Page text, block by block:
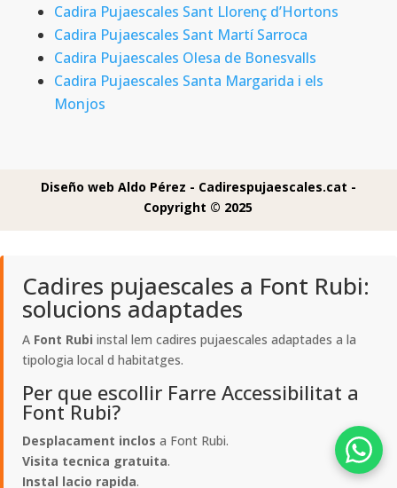
Cadira Pujaescales Sant Llorenç d’Hortons
Cadira Pujaescales Sant Martí Sarroca
Cadira Pujaescales Olesa de Bonesvalls
Cadira Pujaescales Santa Margarida i els
Monjos
Diseño web Aldo Pérez - Cadirespujaescales.cat -
Copyright © 2025
Cadires pujaescales a Font Rubi:
solucions adaptades
A Font Rubi instal lem cadires pujaescales adaptades a la
tipologia local d habitatges.
Per que escollir Farre Accessibilitat a
Font Rubi?
Desplacament inclos a Font Rubi.
Visita tecnica gratuita.
Instal lacio rapida.